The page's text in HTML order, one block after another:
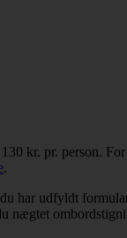
kr. pr. person.
.
har udfyldt
nægtet